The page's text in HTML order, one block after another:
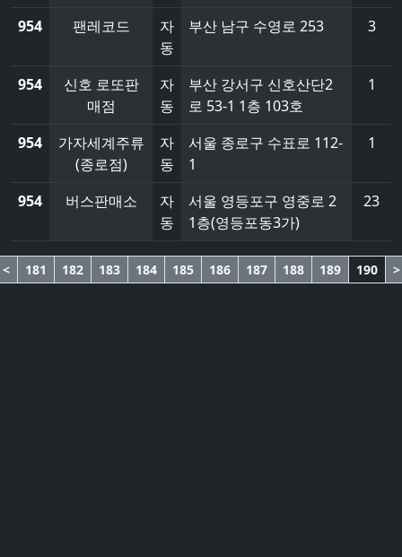
954 팬레코드
자
동
부산 남구 수영로 253 3
954
신호 로또판
매점
자
동
부산 강서구 신호산단2
로 53-1 1층 103호
1
954
가자세계주류
(종로점)
자
동
서울 종로구 수표로 112-
1
1
954 버스판매소
자
동
서울 영등포구 영중로 2
1층(영등포동3가)
23
< 181 182 183 184 185 186 187 188 189 190 >